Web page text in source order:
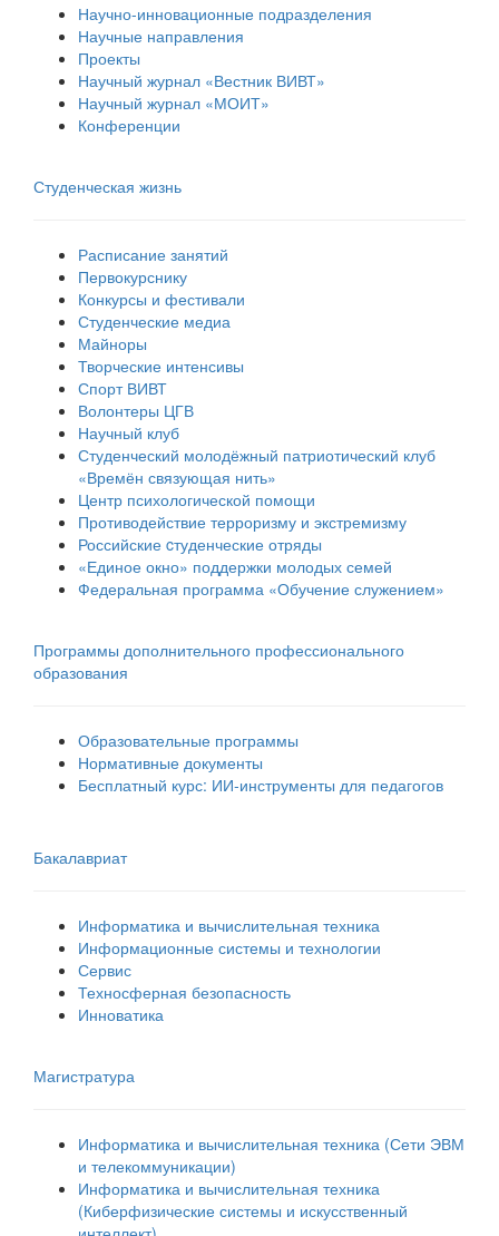
Научно-инновационные подразделения
Научные направления
Проекты
Научный журнал «Вестник ВИВТ»
Научный журнал «МОИТ»
Конференции
Студенческая жизнь
Расписание занятий
Первокурснику
Конкурсы и фестивали
Студенческие медиа
Майноры
Творческие интенсивы
Спорт ВИВТ
Волонтеры ЦГВ
Научный клуб
Студенческий молодёжный патриотический клуб
«Времён связующая нить»
Центр психологической помощи
Противодействие терроризму и экстремизму
Российские cтуденческие отряды
«Единое окно» поддержки молодых семей
Федеральная программа «Обучение служением»
Программы дополнительного профессионального
образования
Образовательные программы
Нормативные документы
Бесплатный курс: ИИ‑инструменты для педагогов
Бакалавриат
Информатика и вычислительная техника
Информационные системы и технологии
Сервис
Техносферная безопасность
Инноватика
Магистратура
Информатика и вычислительная техника (Сети ЭВМ
и телекоммуникации)
Информатика и вычислительная техника
(Киберфизические системы и искусственный